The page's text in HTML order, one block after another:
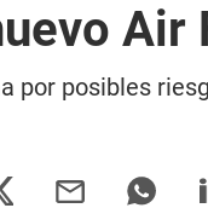
Air
por posibles